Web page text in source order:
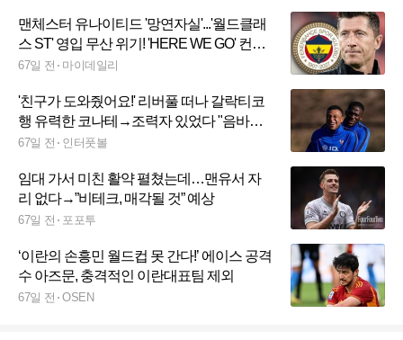
맨체스터 유나이티드 '망연자실'...'월드클래
스 ST' 영입 무산 위기! 'HERE WE GO' 컨펌,
페네르바체 '하이재킹' 시도→'협상' 시작
67일 전 마이데일리
'친구가 도와줬어요!' 리버풀 떠나 갈락티코
행 유력한 코나테→조력자 있었다 "음바페
가 적극 추천"
67일 전 인터풋볼
임대 가서 미친 활약 펼쳤는데…맨유서 자
리 없다→”비테크, 매각될 것” 예상
67일 전 포포투
‘이란의 손흥민 월드컵 못 간다!’ 에이스 공격
수 아즈문, 충격적인 이란대표팀 제외
67일 전 OSEN